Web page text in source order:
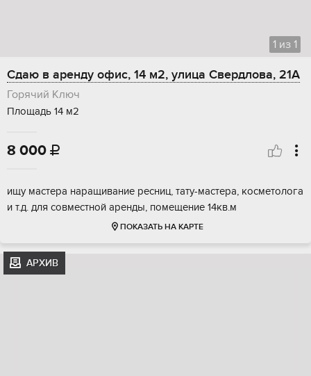
1 из 1
Сдаю в аренду офис, 14 м2, улица Свердлова, 21А
Горячий Ключ
Площадь 14 м2
8 000 
ищу мастера наращивание ресниц, тату-мастера, косметолога
и т.д. для совместной аренды, помещение 14кв.м
ПОКАЗАТЬ НА КАРТЕ
АРХИВ